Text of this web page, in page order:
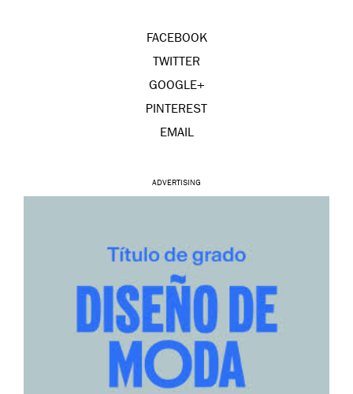
FACEBOOK
TWITTER
GOOGLE+
PINTEREST
EMAIL
ADVERTISING